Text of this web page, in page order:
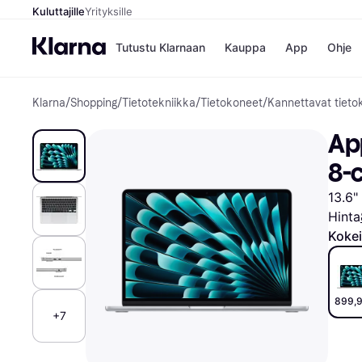
KuluttajilleYrityksille
Tutustu Klarnaan Kauppa
Kaupat
Gigantti
H&M
Peten
Wolt
App Ohje
Klarna/Shopping/Tietotekniikka/Tietokoneet/Kannettavat
+7
8-
Hinta